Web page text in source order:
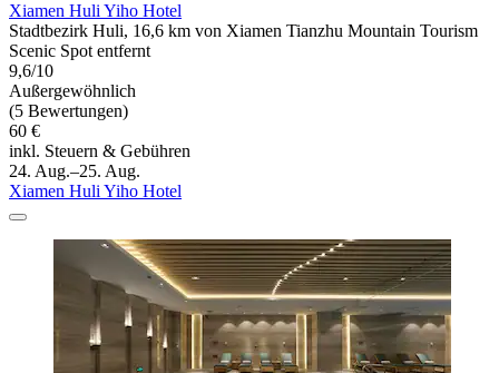
Xiamen Huli Yiho Hotel
Stadtbezirk Huli, 16,6 km von Xiamen Tianzhu Mountain Tourism
Scenic Spot entfernt
9,6/10
Außergewöhnlich
(5 Bewertungen)
60 €
inkl. Steuern & Gebühren
24. Aug.–25. Aug.
Xiamen Huli Yiho Hotel